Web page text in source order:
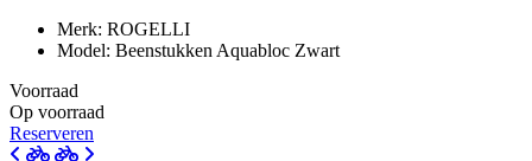
Merk: ROGELLI
Model: Beenstukken Aquabloc Zwart
Voorraad
Op voorraad
Reserveren